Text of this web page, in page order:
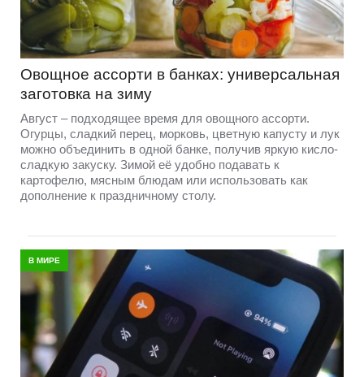
Овощное ассорти в банках: универсальная
заготовка на зиму
Август – подходящее время для овощного ассорти.
Огурцы, сладкий перец, морковь, цветную капусту и лук
можно объединить в одной банке, получив яркую кисло-
сладкую закуску. Зимой её удобно подавать к
картофелю, мясным блюдам или использовать как
дополнение к праздничному столу.
В МИРЕ